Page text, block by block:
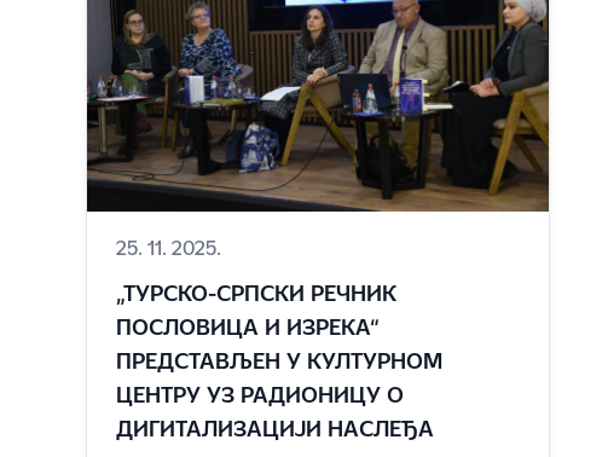
25. 11. 2025.
„ТУРСКО-СРПСКИ РЕЧНИК
ПОСЛОВИЦА И ИЗРЕКА“
ПРЕДСТАВЉЕН У КУЛТУРНОМ
ЦЕНТРУ УЗ РАДИОНИЦУ О
ДИГИТАЛИЗАЦИЈИ НАСЛЕЂА